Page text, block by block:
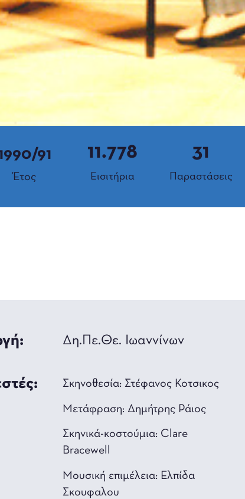
91
Έτος Εισιτήρια
11.778
Παραστάσεις
31
Δη.Πε.Θε. Ιωαννίνων
Σκηνοθεσία: Στέφανος Κοτσικος
Μετάφραση: Δημήτρης Ράιος
Σκηνικά-κοστούμια: Clare
Bracewell
Mουσική επιμέλεια: Ελπίδα
Σκουφαλου